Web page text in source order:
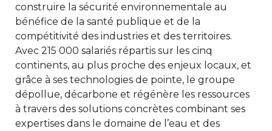
construire la sécurité environnementale au
bénéfice de la santé publique et de la
compétitivité des industries et des territoires.
Avec 215 000 salariés répartis sur les cinq
continents, au plus proche des enjeux locaux, et
grâce à ses technologies de pointe, le groupe
dépollue, décarbone et régénère les ressources
à travers des solutions concrètes combinant ses
expertises dans le domaine de l’eau et des